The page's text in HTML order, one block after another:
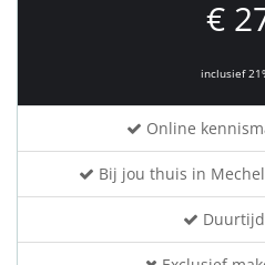
€
inclusief
Online
Bij jou thuis in